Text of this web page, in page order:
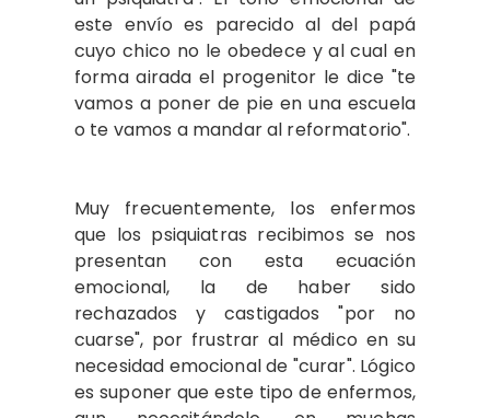
este envío es parecido al del papá
cuyo chico no le obedece y al cual en
forma airada el progenitor le dice "te
vamos a poner de pie en una escuela
o te vamos a mandar al reformatorio".
Muy frecuentemente, los enfermos
que los psiquiatras recibimos se nos
presentan con esta ecuación
emocional, la de haber sido
rechazados y castigados "por no
cuarse", por frustrar al médico en su
necesidad emocional de "curar". Lógico
es suponer que este tipo de enfermos,